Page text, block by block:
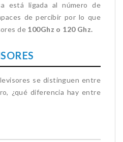
está ligada al número de
de percibir por lo que
de 100Ghz o 120 Ghz.
se distinguen entre
¿qué diferencia hay entre